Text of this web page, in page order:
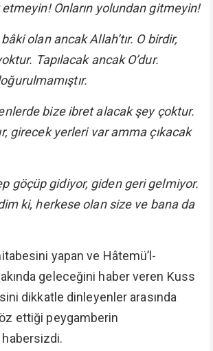
Onların yolundan gitmeyin!
olan ancak Allah’tır. O birdir,
Tapılacak ancak O’dur.
bize ibret alacak şey çoktur.
girecek yerleri var amma çıkacak
göçüp gidiyor, giden geri gelmiyor.
ki, herkese olan size ve bana da
yapan ve Hâtemü’l-
geleceğini haber veren Kuss
dikkatle dinleyenler arasında
ettiği peygamberin